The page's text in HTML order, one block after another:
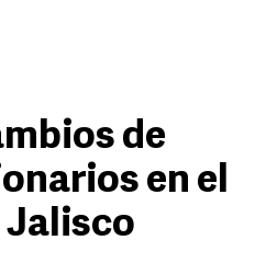
de
en el
Jalisco